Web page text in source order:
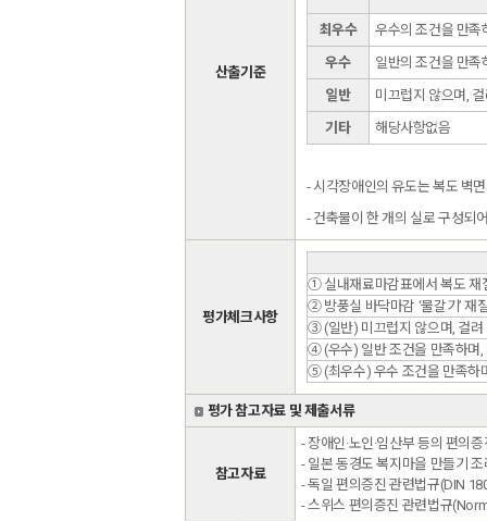
산출기준
최우수
우수의 조건을 만족
우수
일반의 조건을 만족
일반
미끄럽지 않으며,
기타
해당사항없음
- 시각장애인의 유도는 복도 벽
- 건축물이 한 개의 실로 구성되
평가체크사항
① 실내재료마감표에서 복도 재
② 방풍실 바닥마감 ‘물갈기’ 재
③ (일반) 미끄럽지 않으며, 걸려
④ (우수) 일반 조건을 만족하며,
⑤ (최우수) 우수 조건을 만족하
평가 참고자료 및 제출서류
참고자료
- 장애인·노인·임산부 등의 편의
- 일본 동경도 복지마을 만들기 조
- 독일 편의증진 관련법규(DIN
- 스위스 편의증진 관련법규